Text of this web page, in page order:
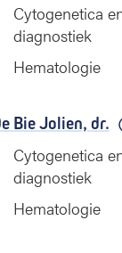
Cytogenetica
diagnostiek
Hematologie
Bie Jolien, dr.
Cytogenetica
diagnostiek
Hematologie